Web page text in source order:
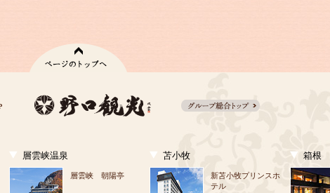
層雲峡温泉
層雲峡 朝陽亭
苫小牧
新苫小牧プリンスホ
テル
箱根